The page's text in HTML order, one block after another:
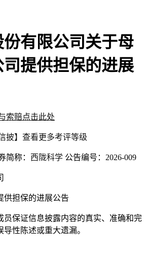
有限公司关于母
提供担保的进展
索赔点击此处
披】查看更多考评等级
简称： 西陇科学 公告编号：2026-009
供担保的进展公告
员保证信息披露内容的真实、准确和完
性陈述或重大遗漏。